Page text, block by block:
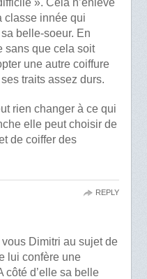
». Cela n’enlève
classe innée qui
belle-soeur. En
sans que cela soit
une autre coiffure
traits assez durs.
rien changer à ce qui
elle peut choisir de
de coiffer des
vous Dimitri au sujet de
lui confère une
côté d’elle sa belle
REPLY